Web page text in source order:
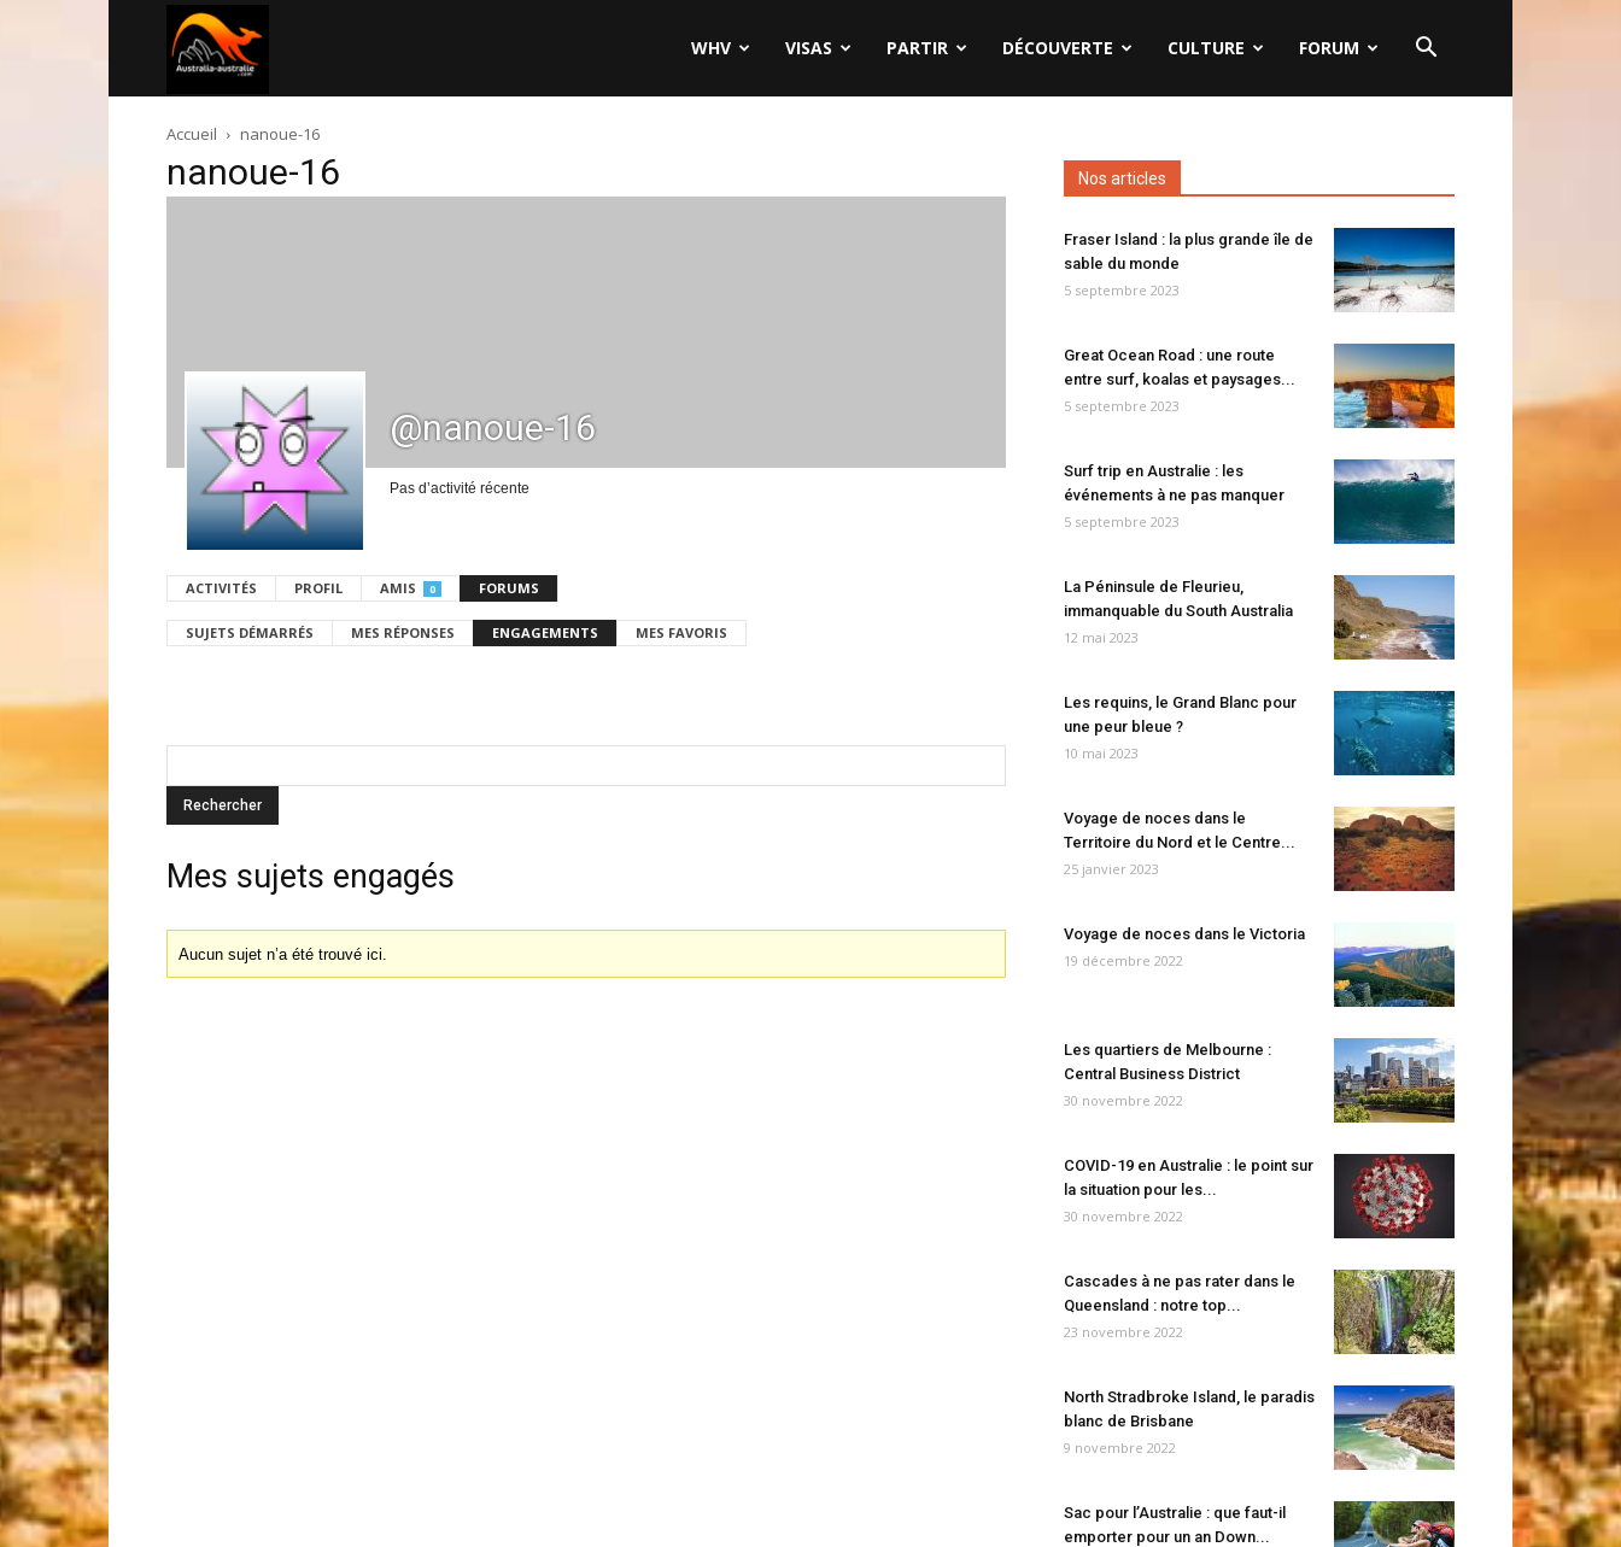
australie.com
WHV VISAS PARTIR DÉCOUVERTE CULTURE FORUM
Accueil nanoue-16
nanoue-16
@nanoue-16
Pas d’activité récente
ACTIVITÉS PROFIL AMIS 0 FORUMS
SUJETS DÉMARRÉS MES RÉPONSES ENGAGEMENTS MES FAVORIS
Mes sujets engagés
Aucun sujet n’a été trouvé ici.
Nos articles
Fraser Island : la plus grande île de
sable du monde
5 septembre 2023
Great Ocean Road : une route
entre surf, koalas et paysages...
5 septembre 2023
Surf trip en Australie : les
événements à ne pas manquer
5 septembre 2023
La Péninsule de Fleurieu,
immanquable du South Australia
12 mai 2023
Les requins, le Grand Blanc pour
une peur bleue ?
10 mai 2023
Voyage de noces dans le
Territoire du Nord et le Centre...
25 janvier 2023
Voyage de noces dans le Victoria
19 décembre 2022
Les quartiers de Melbourne :
Central Business District
30 novembre 2022
COVID-19 en Australie : le point sur
la situation pour les...
30 novembre 2022
Cascades à ne pas rater dans le
Queensland : notre top...
23 novembre 2022
North Stradbroke Island, le paradis
blanc de Brisbane
9 novembre 2022
Sac pour l’Australie : que faut-il
emporter pour un an Down...